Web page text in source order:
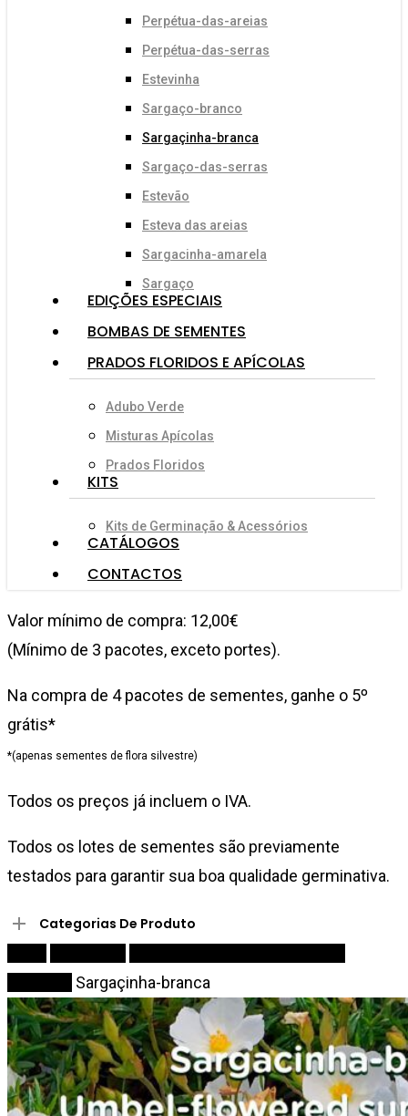
Perpétua-das-areias
Perpétua-das-serras
Estevinha
Sargaço-branco
Sargaçinha-branca
Sargaço-das-serras
Estevão
Esteva das areias
Sargacinha-amarela
Sargaço
EDIÇÕES ESPECIAIS
BOMBAS DE SEMENTES
PRADOS FLORIDOS E APÍCOLAS
Adubo Verde
Misturas Apícolas
Prados Floridos
KITS
Kits de Germinação & Acessórios
CATÁLOGOS
CONTACTOS
Valor mínimo de compra: 12,00€
(Mínimo de 3 pacotes, exceto portes).
Na compra de 4 pacotes de sementes, ganhe o 5º
grátis*
*(apenas sementes de flora silvestre)
Todos os preços já incluem o IVA.
Todos os lotes de sementes são previamente
testados para garantir sua boa qualidade germinativa.
Categorias De Produto
Sargaçinha-branca